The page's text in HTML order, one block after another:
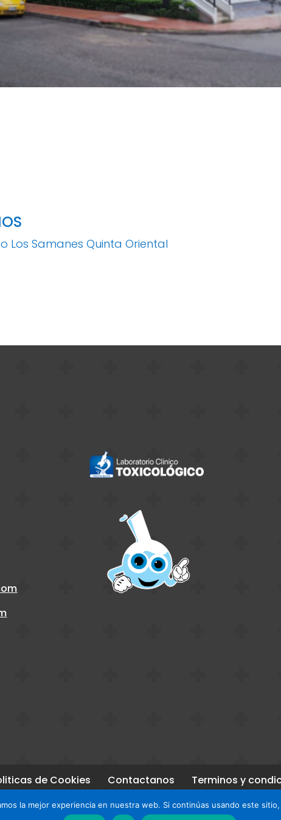
Los Samanes Quinta Oriental
de Cookies Contactanos Terminos y
la mejor experiencia en nuestra web. Si continúas usando este